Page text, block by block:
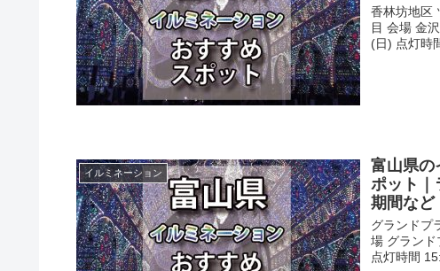
香林坊地区
目 会場 金
(日) 点灯時
イルミネーション
富山県の
ポット｜
期間など
グランドプ
場 グラン
点灯時間